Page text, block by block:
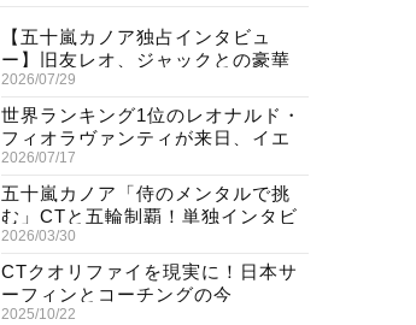
【五十嵐カノア独占インタビュ
ー】旧友レオ、ジャックとの豪華
プライベートセッション
2026/07/29
世界ランキング1位のレオナルド・
フィオラヴァンティが来日、イエ
ロージャージ獲得直後の独占イン
タビュー
2026/07/17
五十嵐カノア「侍のメンタルで挑
む」CTと五輪制覇！単独インタビ
ューで熱弁
2026/03/30
CTクオリファイを現実に！日本サ
ーフィンとコーチングの今
2025/10/22